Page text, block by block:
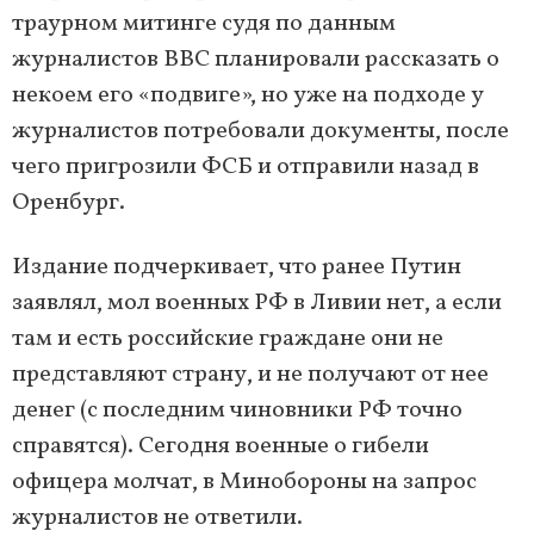
траурном митинге судя по данным
журналистов BBC планировали рассказать о
некоем его «подвиге», но уже на подходе у
журналистов потребовали документы, после
чего пригрозили ФСБ и отправили назад в
Оренбург.
Издание подчеркивает, что ранее Путин
заявлял, мол военных РФ в Ливии нет, а если
там и есть российские граждане они не
представляют страну, и не получают от нее
денег (с последним чиновники РФ точно
справятся). Сегодня военные о гибели
офицера молчат, в Минобороны на запрос
журналистов не ответили.